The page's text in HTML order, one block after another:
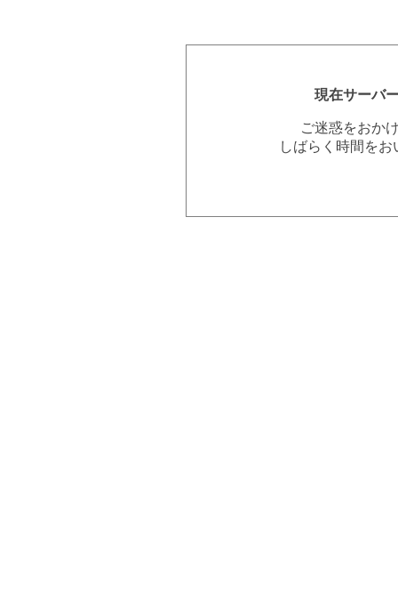
現在サーバ
ご迷惑をおか
しばらく時間を